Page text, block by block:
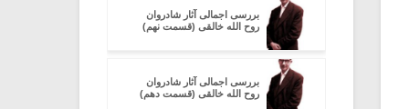
بررسی اجمالی آثار شادروان
روح الله خالقی (قسمت نهم)
بررسی اجمالی آثار شادروان
روح الله خالقی (قسمت دهم)